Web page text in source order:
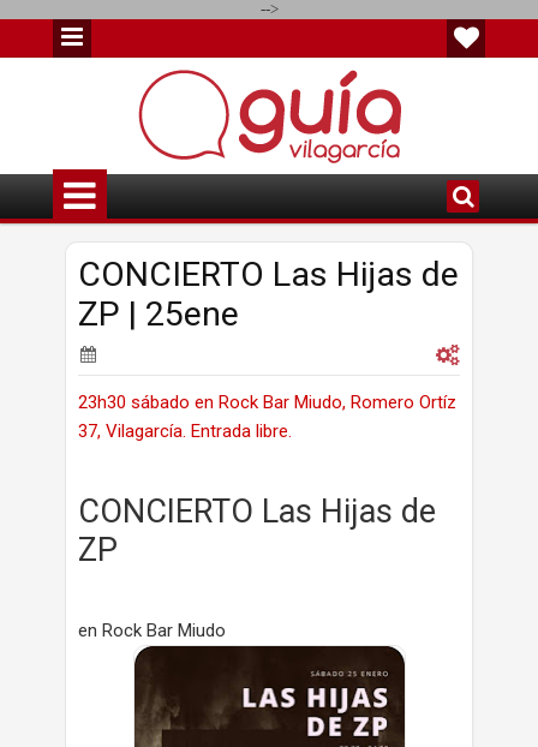
-->
CONCIERTO Las Hijas de
ZP | 25ene
23h30 sábado en Rock Bar Miudo, Romero Ortíz
37, Vilagarcía. Entrada libre.
CONCIERTO Las Hijas de
ZP
en Rock Bar Miudo